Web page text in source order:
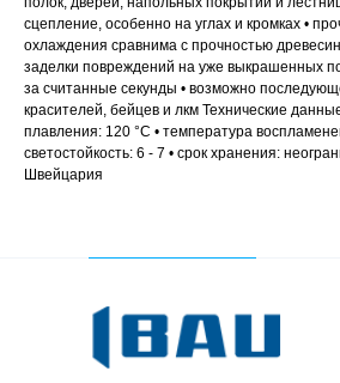
сцепление, особенно на углах и кромках •
охлаждения сравнима с прочностью
заделки повреждений на уже выкрашенных
за считанные секунды • возможно
красителей, бейцев и лкм Технические
плавления: 120 °С • температура
светостойкость: 6 - 7 • срок хранения:
Швейцария